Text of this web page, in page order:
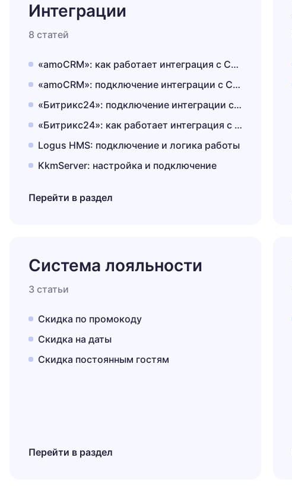
Интеграции
8 статей
«amoCRM»: как работает интеграция с CRM-системой
«amoCRM»: подключение интеграции с CRM-системой
«Битрикс24»: подключение интеграции с CRM-системой
«Битрикс24»: как работает интеграция с CRM-системой
Logus HMS: подключение и логика работы
KkmServer: настройка и подключение
Перейти в раздел
Система лояльности
3 статьи
Скидка по промокоду
Скидка на даты
Скидка постоянным гостям
Перейти в раздел